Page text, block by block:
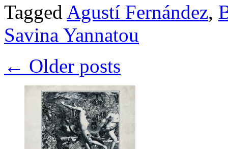
Tagged Agustí Fernández,
Savina Yannatou
← Older posts